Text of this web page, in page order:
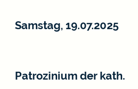
Samstag, 19.07.2025
Patrozinium der kath.